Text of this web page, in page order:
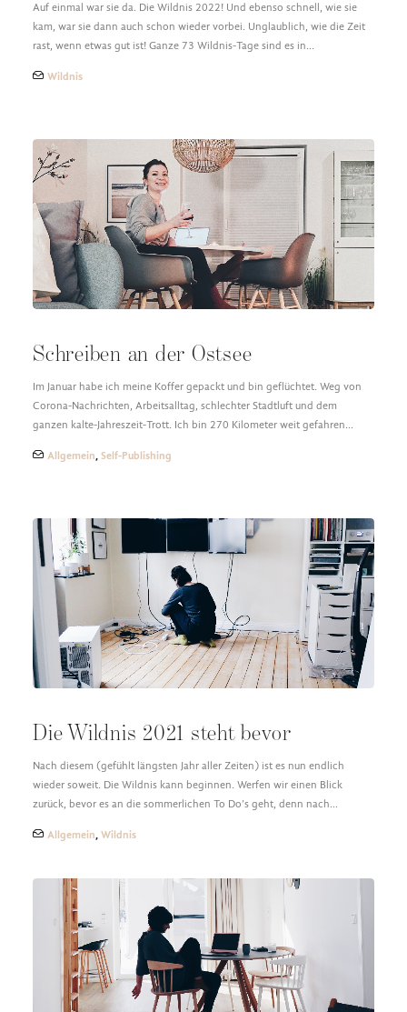
Auf einmal war sie da. Die Wildnis 2022! Und ebenso schnell, wie sie
kam, war sie dann auch schon wieder vorbei. Unglaublich, wie die Zeit
rast, wenn etwas gut ist! Ganze 73 Wildnis-Tage sind es in…
Wildnis
Schreiben an der Ostsee
Im Januar habe ich meine Koffer gepackt und bin geflüchtet. Weg von
Corona-Nachrichten, Arbeitsalltag, schlechter Stadtluft und dem
ganzen kalte-Jahreszeit-Trott. Ich bin 270 Kilometer weit gefahren…
Allgemein, Self-Publishing
Die Wildnis 2021 steht bevor
Nach diesem (gefühlt längsten Jahr aller Zeiten) ist es nun endlich
wieder soweit. Die Wildnis kann beginnen. Werfen wir einen Blick
zurück, bevor es an die sommerlichen To Do’s geht, denn nach…
Allgemein, Wildnis